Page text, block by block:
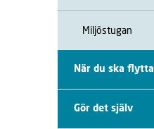
Miljöstugan
När du ska flytta
Gör det själv